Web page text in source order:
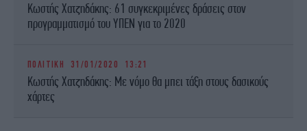
Κωστής Χατζηδάκης: 61 συγκεκριμένες δράσεις στον
προγραμματισμό του ΥΠΕΝ για το 2020
ΠΟΛΙΤΙΚΗ 31/01/2020 13:21
Κωστής Χατζηδάκης: Με νόμο θα μπει τάξη στους δασικούς
χάρτες